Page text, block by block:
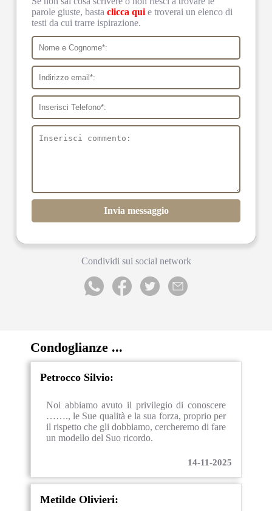
parole giuste, bastaclicca qui e troverai un elenco di
testi da cui trarre ispirazione.
Invia messaggio
Condividi sui social network
Condoglianze ...
Petrocco Silvio:
Noi abbiamo avuto il privilegio di conoscere
……., le Sue qualità e la sua forza, proprio per
il rispetto che gli dobbiamo, cercheremo di fare
un modello del Suo ricordo.
14-11-2025
Metilde Olivieri: